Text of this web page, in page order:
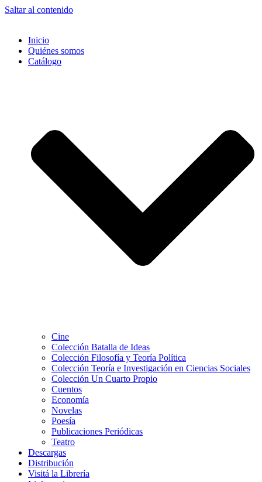
Saltar al contenido
Inicio
Quiénes somos
Catálogo
Cine
Colección Batalla de Ideas
Colección Filosofía y Teoría Política
Colección Teoría e Investigación en Ciencias Sociales
Colección Un Cuarto Propio
Cuentos
Economía
Novelas
Poesía
Publicaciones Periódicas
Teatro
Descargas
Distribución
Visitá la Librería